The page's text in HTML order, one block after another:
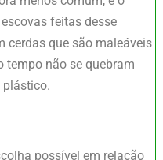
feitas desse
cerdas que são maleáveis
tempo não se quebram
plástico.
possível em relação